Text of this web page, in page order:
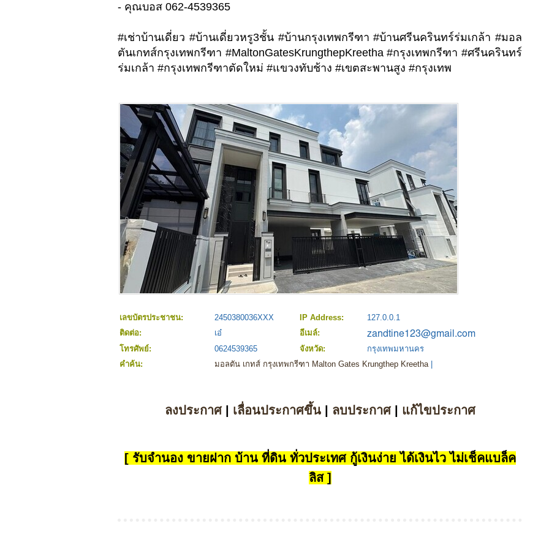
- คุณบอส 062-4539365
#เช่าบ้านเดี่ยว #บ้านเดี่ยวหรู3ชั้น #บ้านกรุงเทพกรีฑา #บ้านศรีนครินทร์ร่มเกล้า #มอล
ตันเกทส์กรุงเทพกรีฑา #MaltonGatesKrungthepKreetha #กรุงเทพกรีฑา #ศรีนครินทร์
ร่มเกล้า #กรุงเทพกรีฑาตัดใหม่ #แขวงทับช้าง #เขตสะพานสูง #กรุงเทพ
เลขบัตรประชาชน: 2450380036XXX IP Address:
127.0.0.1
ติดต่อ:
เอ๋
อีเมล์:
โทรศัพย์:
0624539365 จังหวัด:
กรุงเทพมหานคร
คำค้น:
มอลตัน เกทส์ กรุงเทพกรีฑา Malton Gates Krungthep Kreetha|
ลงประกาศ| เลื่อนประกาศขึ้น| ลบประกาศ| แก้ไขประกาศ
[ รับจำนอง ขายฝาก บ้าน ที่ดิน ทั่วประเทศ กู้เงินง่าย ได้เงินไว ไม่เช็คแบล็ค
ลิส ]